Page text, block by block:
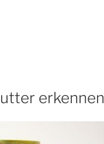
erkennen